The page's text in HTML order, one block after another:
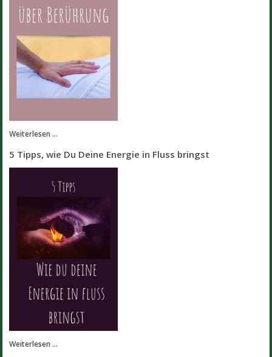
Weiterlesen ...
5 Tipps, wie Du Deine Energie in Fluss bringst
Weiterlesen ...